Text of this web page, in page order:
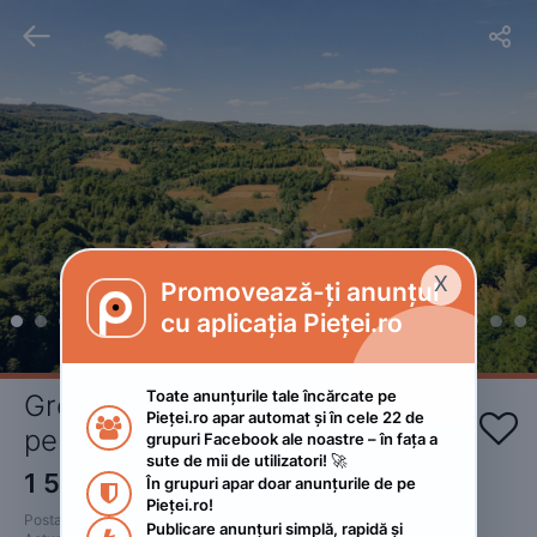
 
Green Forest Ghermin 12
persoane Negreni Cluj

1 500RON
Postat
2022. iulie 21.
X
Promovează-ți anunțul
cu aplicația Pieței.ro

Toate anunțurile tale încărcate pe
Pieței.ro apar automat și în cele 22 de
grupuri Facebook ale noastre – în fața a
sute de mii de utilizatori! 🚀

În grupuri apar doar anunțurile de pe
Pieței.ro!
Publicare anunțuri simplă, rapidă și